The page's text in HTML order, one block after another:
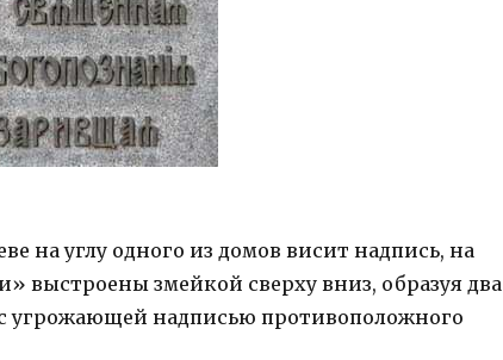
на углу одного из домов висит надпись, на
выстроены змейкой сверху вниз, образуя два
с угрожающей надписью противоположного